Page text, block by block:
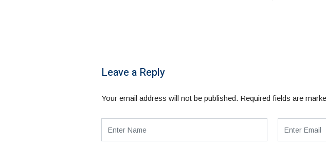
Leave a Reply
Your email address will not be published. Required fields are